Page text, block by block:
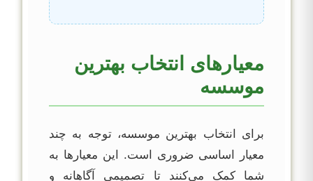
معیارهای انتخاب بهترین
موسسه
برای انتخاب بهترین موسسه، توجه به چند
معیار اساسی ضروری است. این معیارها به
شما کمک می‌کنند تا تصمیمی آگاهانه و